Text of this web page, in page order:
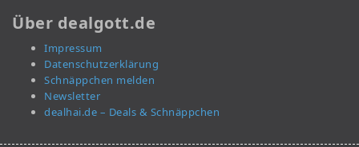
Über dealgott.de
Impressum
Datenschutzerklärung
Schnäppchen melden
Newsletter
dealhai.de – Deals & Schnäppchen